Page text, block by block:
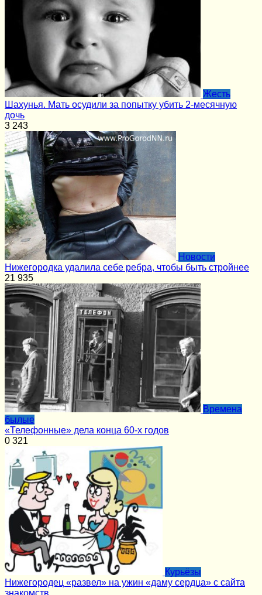
Жесть
Шахунья. Мать осудили за попытку убить 2-месячную
дочь
3 243
Новости
Нижегородка удалила себе ребра, чтобы быть стройнее
21 935
Времена
былые
«Телефонные» дела конца 60-х годов
0 321
Курьёзы
Нижегородец «развел» на ужин «даму сердца» с сайта
знакомств